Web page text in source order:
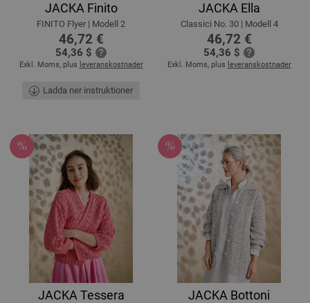
JACKA Finito
FINITO Flyer | Modell 2
46,72 €
54,36 $
Exkl. Moms, plus leveranskostnader
Ladda ner instruktioner
JACKA Ella
Classici No. 30 | Modell 4
46,72 €
54,36 $
Exkl. Moms, plus leveranskostnader
JACKA Tessera JACKA Bottoni